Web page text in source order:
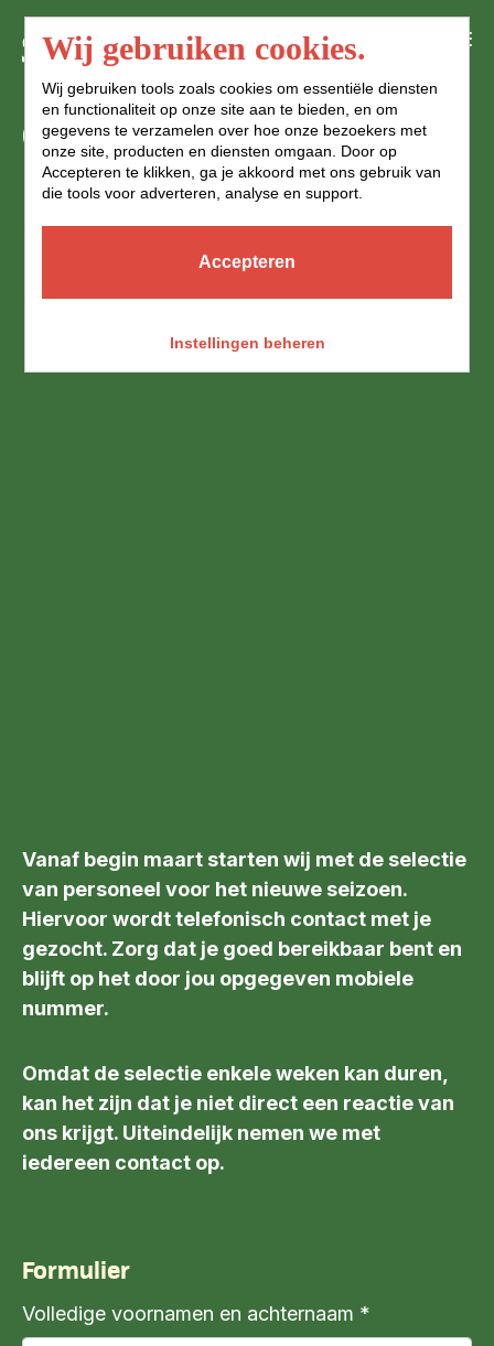
SOLLICITATIEFOR
MULIER
Vanaf begin maart starten wij met de selectie
van personeel voor het nieuwe seizoen.
Hiervoor wordt telefonisch contact met je
gezocht. Zorg dat je goed bereikbaar bent en
blijft op het door jou opgegeven mobiele
nummer.
Omdat de selectie enkele weken kan duren,
kan het zijn dat je niet direct een reactie van
ons krijgt. Uiteindelijk nemen we met
iedereen contact op.
Formulier
Volledige voornamen en achternaam *
Wij gebruiken cookies.
Wij gebruiken tools zoals cookies om essentiële diensten
en functionaliteit op onze site aan te bieden, en om
gegevens te verzamelen over hoe onze bezoekers met
onze site, producten en diensten omgaan. Door op
Accepteren te klikken, ga je akkoord met ons gebruik van
die tools voor adverteren, analyse en support.
Accepteren
Instellingen beheren